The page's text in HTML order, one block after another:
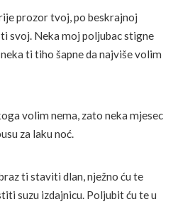
prozor tvoj, po beskrajnoj
svoj. Neka moj poljubac stigne
ti tiho šapne da najviše volim
volim nema, zato neka mjesec
za laku noć.
ti staviti dlan, nježno ću te
suzu izdajnicu. Poljubit ću te u